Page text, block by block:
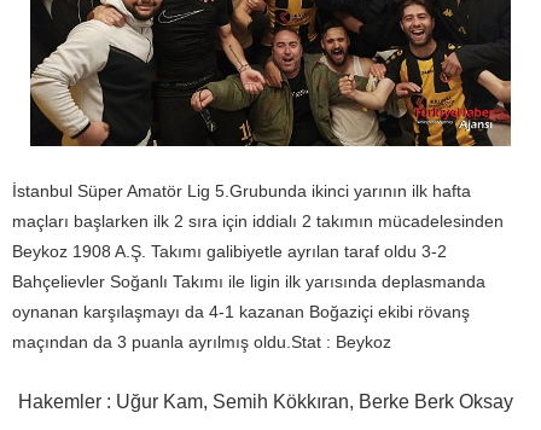
İstanbul Süper Amatör Lig 5.Grubunda ikinci yarının ilk hafta
maçları başlarken ilk 2 sıra için iddialı 2 takımın mücadelesinden
Beykoz 1908 A.Ş. Takımı galibiyetle ayrılan taraf oldu 3-2
Bahçelievler Soğanlı Takımı ile ligin ilk yarısında deplasmanda
oynanan karşılaşmayı da 4-1 kazanan Boğaziçi ekibi rövanş
maçından da 3 puanla ayrılmış oldu.Stat : Beykoz
Hakemler : Uğur Kam, Semih Kökkıran, Berke Berk Oksay